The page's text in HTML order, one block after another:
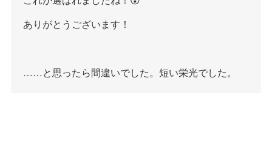
ありがとうございます！
……と思ったら間違いでした。短い栄光でした。